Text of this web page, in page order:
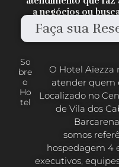
a negócios ou
Faça sua
So
bre
o
Ho
tel
O Hotel Aiezza
atender quem
Localizado no
de Vila dos
somos
hospedagem 4
executivos,